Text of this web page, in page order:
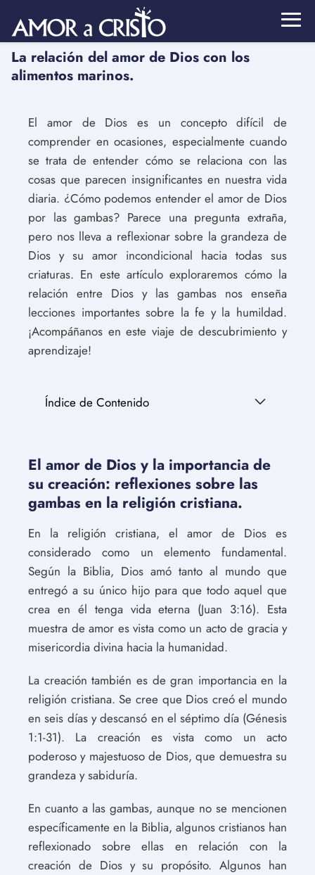
La relación del amor de Dios con los
alimentos marinos.
El amor de Dios es un concepto difícil de
comprender en ocasiones, especialmente cuando
se trata de entender cómo se relaciona con las
cosas que parecen insignificantes en nuestra vida
diaria. ¿Cómo podemos entender el amor de Dios
por las gambas? Parece una pregunta extraña,
pero nos lleva a reflexionar sobre la grandeza de
Dios y su amor incondicional hacia todas sus
criaturas. En este artículo exploraremos cómo la
relación entre Dios y las gambas nos enseña
lecciones importantes sobre la fe y la humildad.
¡Acompáñanos en este viaje de descubrimiento y
aprendizaje!
Índice de Contenido
El amor de Dios y la importancia de
su creación: reflexiones sobre las
gambas en la religión cristiana.
En la religión cristiana, el amor de Dios es
considerado como un elemento fundamental.
Según la Biblia, Dios amó tanto al mundo que
entregó a su único hijo para que todo aquel que
crea en él tenga vida eterna (Juan 3:16). Esta
muestra de amor es vista como un acto de gracia y
misericordia divina hacia la humanidad.
La creación también es de gran importancia en la
religión cristiana. Se cree que Dios creó el mundo
en seis días y descansó en el séptimo día (Génesis
1:1-31). La creación es vista como un acto
poderoso y majestuoso de Dios, que demuestra su
grandeza y sabiduría.
En cuanto a las gambas, aunque no se mencionen
específicamente en la Biblia, algunos cristianos han
reflexionado sobre ellas en relación con la
creación de Dios y su propósito. Algunos han